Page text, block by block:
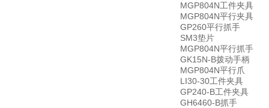
MGP804N工件夹具
MGP804N平行夹具
GP260平行抓手
SM3垫片
MGP804N平行抓手
GK15N-B拨动手柄
MGP804N平行爪
LI30-30工件夹具
GP240-B工件夹具
GH6460-B抓手